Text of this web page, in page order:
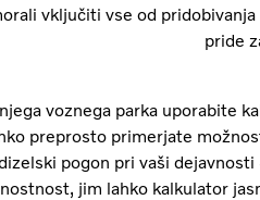
vključiti vse od
pride
voznega parka uporabite
preprosto primerjate
pogon pri vaši
jim lahko kalkulator